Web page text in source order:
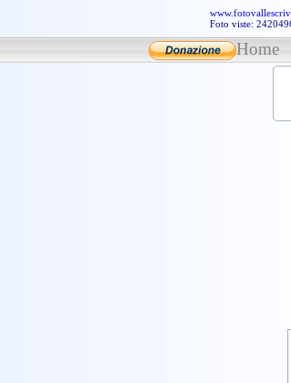
Foto viste:
Home